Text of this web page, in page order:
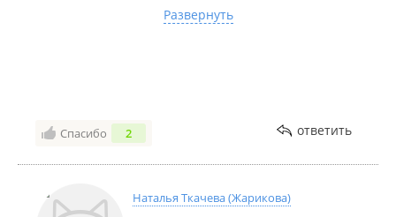
приборы, постельное белье. Кровати стоят
отдельно, но их легко можно собрать вместе и они
Развернуть
Спасибо 2 ответить
Наталья Ткачева (Жарикова)